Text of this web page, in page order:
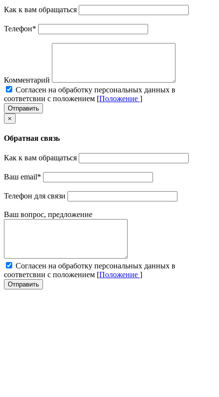
Как к вам обращаться
Телефон*
Комментарий
Cогласен на обработку персональных данных в
соответсвии с положением [Положение ]
Отправить
×
Обратная связь
Как к вам обращаться
Ваш email*
Телефон для связи
Ваш вопрос, предложение
Cогласен на обработку персональных данных в
соответсвии с положением [Положение ]
Отправить